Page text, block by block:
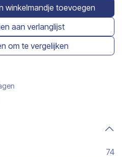
winkelmandje toevoegen
om te vergelijken
aan verlanglijst
74